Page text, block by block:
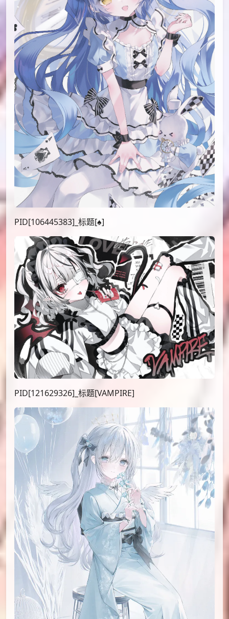
PID[106445383]_标题[♠]
PID[121629326]_标题[VAMPIRE]